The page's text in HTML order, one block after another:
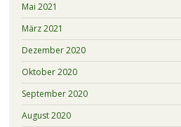
Mai 2021
März 2021
Dezember 2020
Oktober 2020
September 2020
August 2020